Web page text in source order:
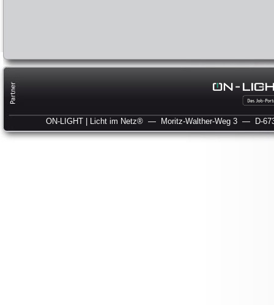
ON-LIGHT | Licht im Netz® — Moritz-Walther-Weg 3 — D-